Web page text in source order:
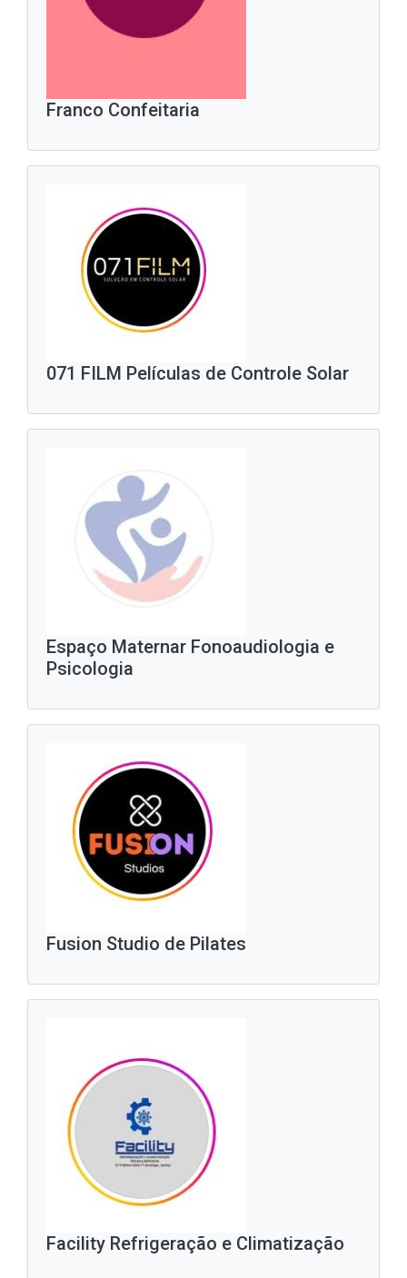
Franco Confeitaria
071 FILM Películas de Controle Solar
Espaço Maternar Fonoaudiologia e
Psicologia
Fusion Studio de Pilates
Facility Refrigeração e Climatização